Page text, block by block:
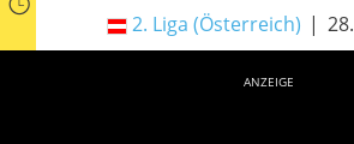
2. Liga (Österreich)
ANZEIGE